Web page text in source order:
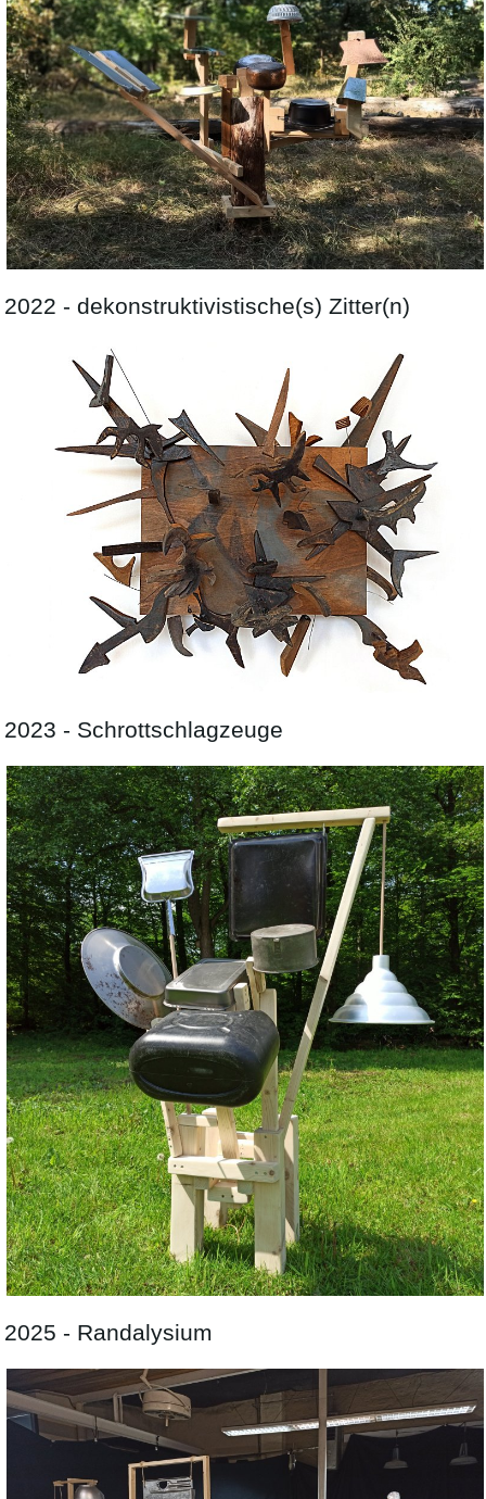
2022 - dekonstruktivistische(s) Zitter(n)
2023 - Schrottschlagzeuge
2025 - Randalysium